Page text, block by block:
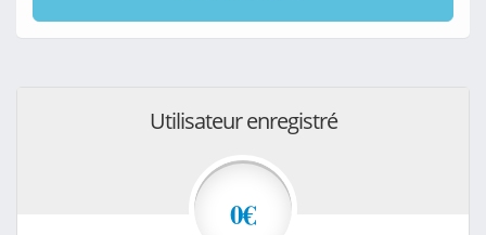
Utilisateur enregistré
0€